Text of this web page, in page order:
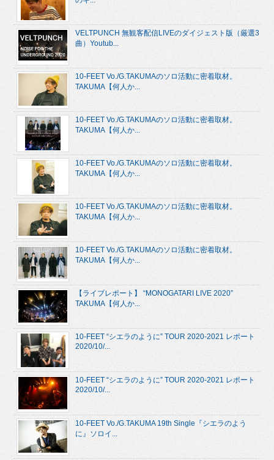
VELTPUNCH 無観客配信LIVEのダイジェスト版（厳選3
曲）Youtub...
10-FEET Vo./G.TAKUMAのソロ活動に密着取材。
TAKUMA【何人か...
10-FEET Vo./G.TAKUMAのソロ活動に密着取材。
TAKUMA【何人か...
10-FEET Vo./G.TAKUMAのソロ活動に密着取材。
TAKUMA【何人か...
10-FEET Vo./G.TAKUMAのソロ活動に密着取材。
TAKUMA【何人か...
10-FEET Vo./G.TAKUMAのソロ活動に密着取材。
TAKUMA【何人か...
【ライブレポート】 “MONOGATARI LIVE 2020”
TAKUMA【何人か...
10-FEET “シエラのように” TOUR 2020-2021 レポート
2020/10/...
10-FEET “シエラのように” TOUR 2020-2021 レポート
2020/10/...
10-FEET Vo./G.TAKUMA 19th Single『シエラのよう
に』ソロイ...